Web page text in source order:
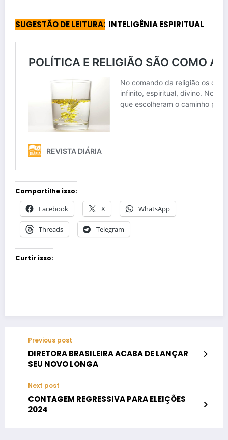
SUGESTÃO DE LEITURA: INTELIGÊNIA ESPIRITUAL
Compartilhe isso:
Facebook X WhatsApp
Threads Telegram
Curtir isso:
Previous post
DIRETORA BRASILEIRA ACABA DE LANÇAR
SEU NOVO LONGA
Next post
CONTAGEM REGRESSIVA PARA ELEIÇÕES
2024